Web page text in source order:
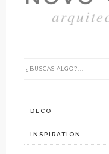
DECO
INSPIRATION